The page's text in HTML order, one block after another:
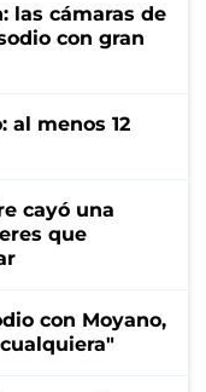
las cámaras de
con gran
al menos 12
cayó una
que
con Moyano,